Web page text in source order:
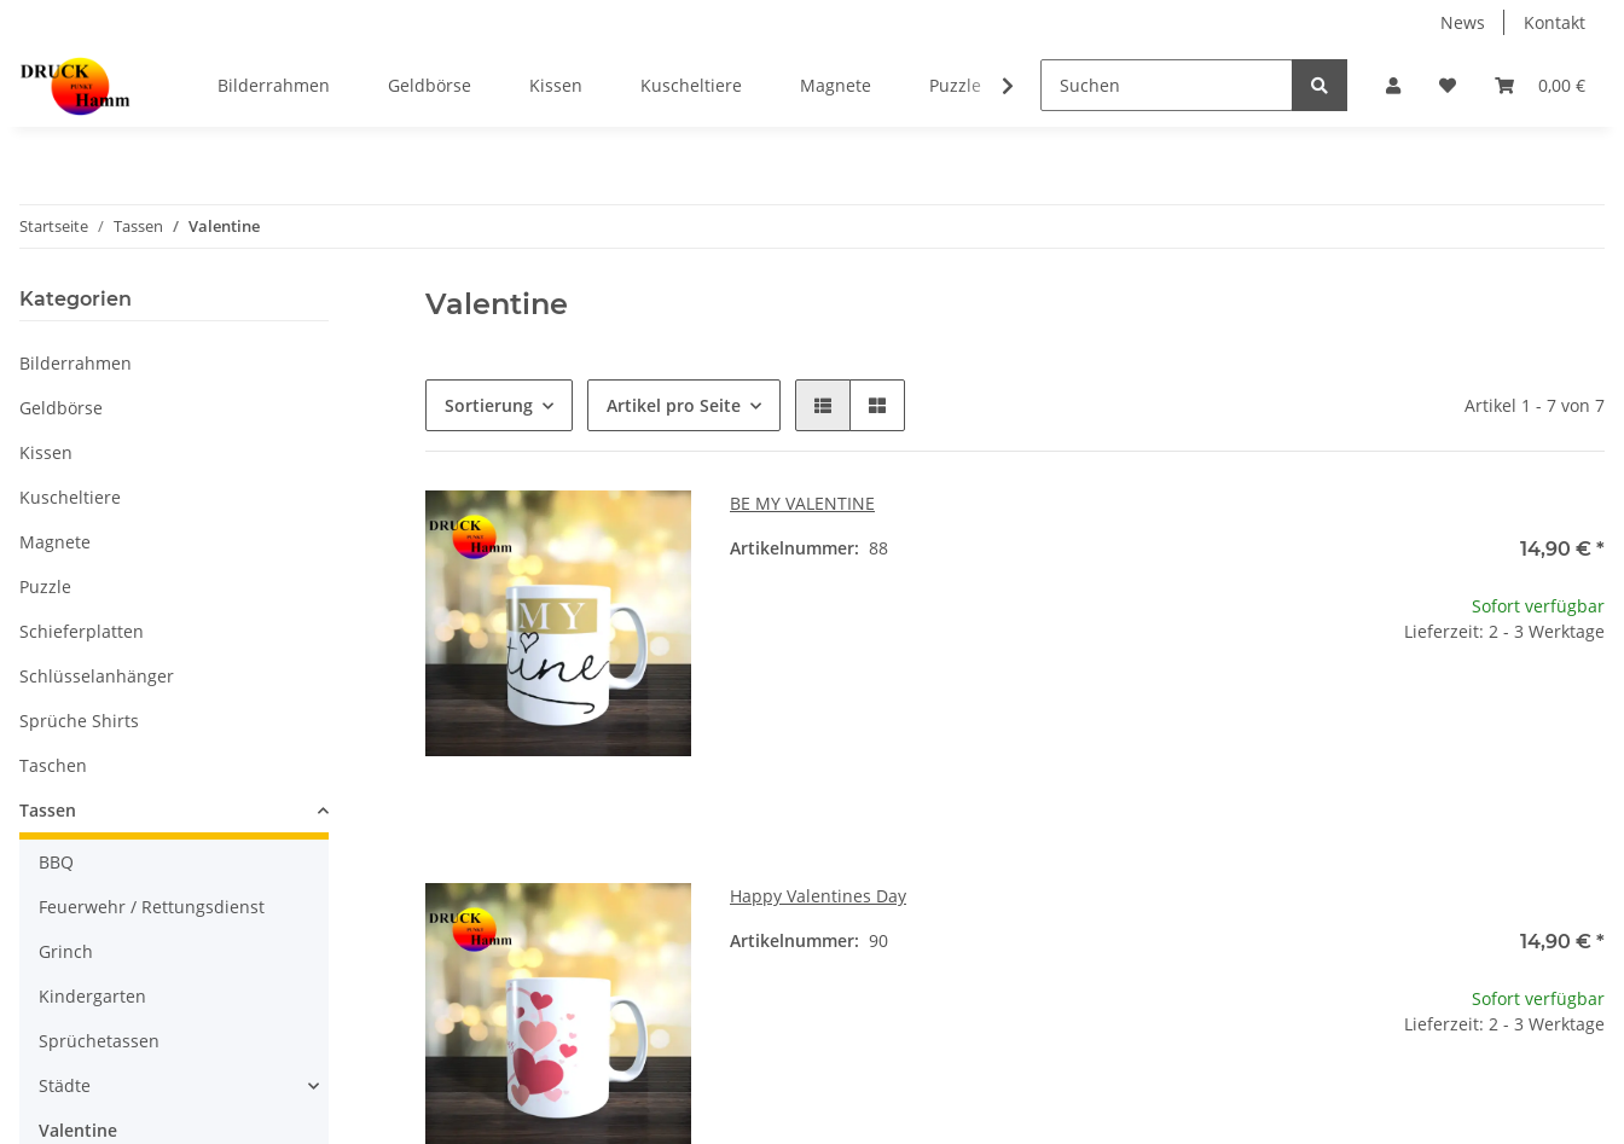
News Kontakt
0,00 €
Bilderrahmen Geldbörse Kissen Kuscheltiere Magnete Puzzle Schieferplatten Schlüsselanhänger Sprüche Shirts
Startseite Tassen Valentine
Valentine
Sortierung Artikel pro Seite Artikel 1 - 7 von 7
BE MY VALENTINE
Artikelnummer: 88 14,90 € *
Sofort verfügbar
Lieferzeit: 2 - 3 Werktage
Happy Valentines Day
Artikelnummer: 90 14,90 € *
Sofort verfügbar
Lieferzeit: 2 - 3 Werktage
Kategorien
Bilderrahmen
Geldbörse
Kissen
Kuscheltiere
Magnete
Puzzle
Schieferplatten
Schlüsselanhänger
Sprüche Shirts
Taschen
Tassen
BBQ
Feuerwehr / Rettungsdienst
Grinch
Kindergarten
Sprüchetassen
Städte
Valentine